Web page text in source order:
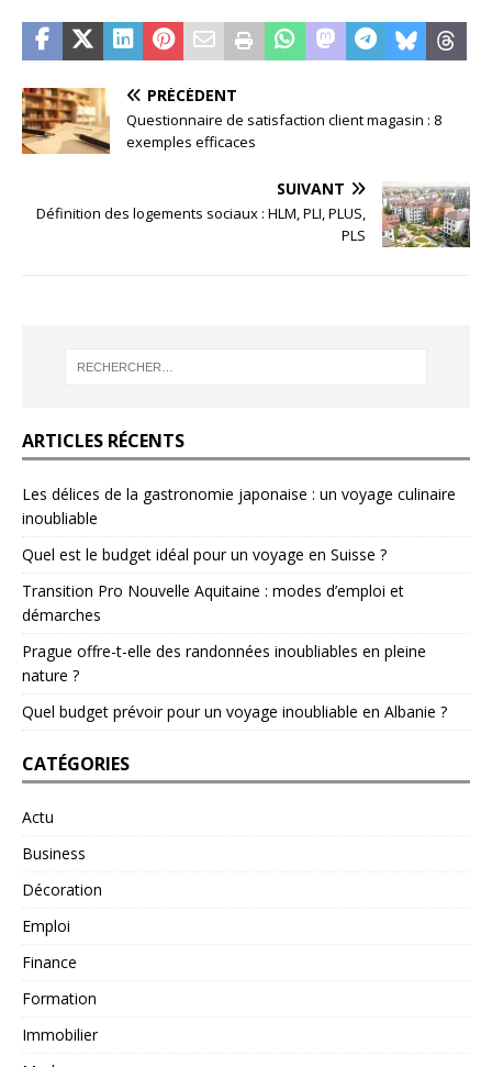
PRÉCÉDENT
Questionnaire de satisfaction client magasin : 8
exemples efficaces
SUIVANT
Définition des logements sociaux : HLM, PLI, PLUS,
PLS
ARTICLES RÉCENTS
Les délices de la gastronomie japonaise : un voyage culinaire
inoubliable
Quel est le budget idéal pour un voyage en Suisse ?
Transition Pro Nouvelle Aquitaine : modes d’emploi et
démarches
Prague offre-t-elle des randonnées inoubliables en pleine
nature ?
Quel budget prévoir pour un voyage inoubliable en Albanie ?
CATÉGORIES
Actu
Business
Décoration
Emploi
Finance
Formation
Immobilier